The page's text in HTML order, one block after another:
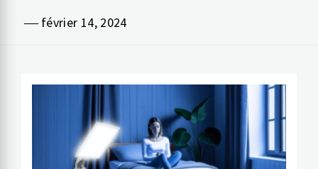
février 14, 2024